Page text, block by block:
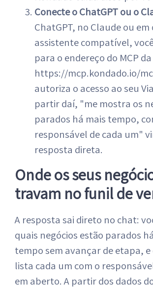
Conecte o ChatGPT ou o
ChatGPT, no Claude ou
assistente compatível,
para o endereço do MCP
https://mcp.kondado.io/
autoriza o acesso ao seu
partir daí, "me mostra os
parados há mais tempo,
responsável de cada um"
resposta direta.
Onde os seus
travam no funil de
A resposta sai direto no chat:
quais negócios estão parados
tempo sem avançar de etapa,
lista cada um com o
em aberto. A partir dos dados